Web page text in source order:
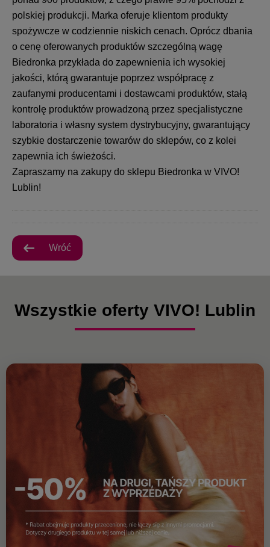
polskiej produkcji. Marka oferuje klientom produkty
spożywcze w codziennie niskich cenach. Oprócz dbania
o cenę oferowanych produktów szczególną wagę
Biedronka przykłada do zapewnienia ich wysokiej
jakości, którą gwarantuje poprzez współpracę z
zaufanymi producentami i dostawcami produktów, stałą
kontrolę produktów prowadzoną przez specjalistyczne
laboratoria i własny system dystrybucyjny, gwarantujący
szybkie dostarczenie towarów do sklepów, co z kolei
zapewnia ich świeżości.
Zapraszamy na zakupy do sklepu Biedronka w VIVO!
Lublin!
Wróć
Wszystkie oferty VIVO! Lublin